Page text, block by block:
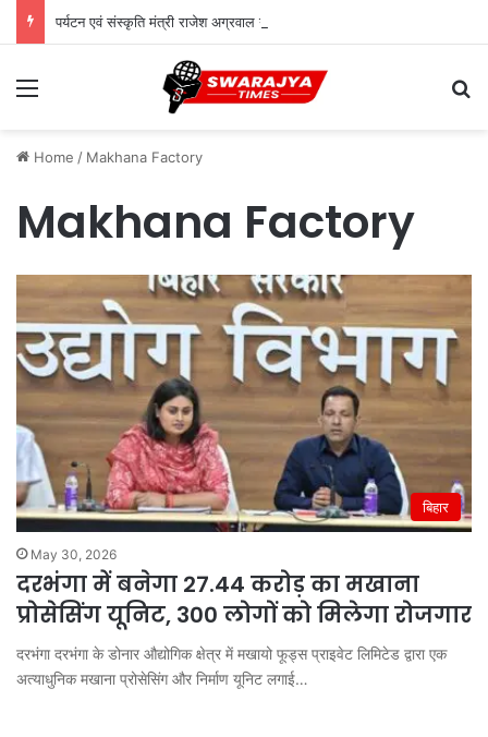
पर्यटन एवं संस्कृति मंत्री राजेश अग्रवाल ने दिया स्वदेशी अपनाने का संदेश
Menu
Home / Makhana Factory
Makhana Factory
बिहार
May 30, 2026
दरभंगा में बनेगा 27.44 करोड़ का मखाना
प्रोसेसिंग यूनिट, 300 लोगों को मिलेगा रोजगार
दरभंगा दरभंगा के डोनार औद्योगिक क्षेत्र में मखायो फूड्स प्राइवेट लिमिटेड द्वारा एक
अत्याधुनिक मखाना प्रोसेसिंग और निर्माण यूनिट लगाई…